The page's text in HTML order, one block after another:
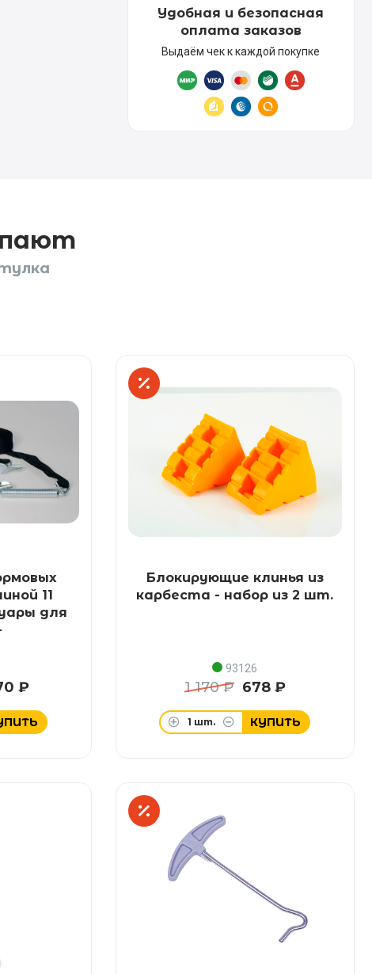
Удобная и безопасная
оплата заказов
Выдаём чек к каждой покупке
11
для
₽
Блокирующие клинья из
карбеста - набор из 2 шт.
93126
1 170 ₽ 678 ₽
1 шт. КУПИТЬ